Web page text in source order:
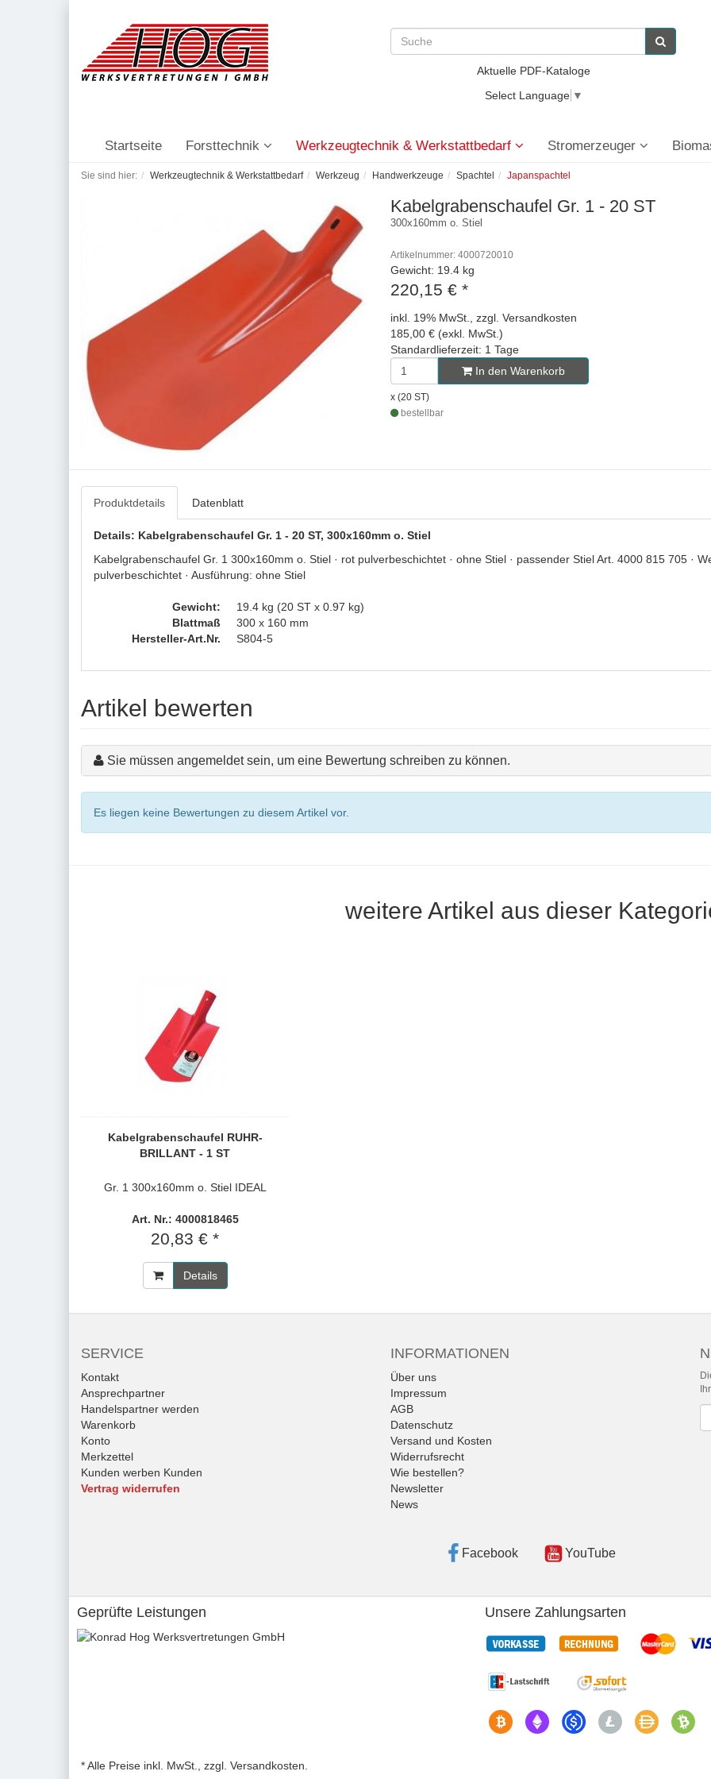
Aktuelle PDF-Kataloge
Select Language ▼
Startseite Forsttechnik Werkzeugtechnik & Werkstattbedarf Stromerzeuger
Sie sind hier: Werkzeugtechnik & Werkstattbedarf Werkzeug Handwerkzeuge Spachtel Japanspachtel
Kabelgrabenschaufel Gr. 1 - 20 ST
300x160mm o. Stiel
Artikelnummer: 4000720010
Gewicht: 19.4 kg
220,15 € *
inkl. 19% MwSt., zzgl. Versandkosten
185,00 € (exkl. MwSt.)
Standardlieferzeit: 1 Tage
In den Warenkorb
x (20 ST)
bestellbar
Produktdetails Datenblatt
Details: Kabelgrabenschaufel Gr. 1 - 20 ST, 300x160mm o. Stiel
Kabelgrabenschaufel Gr. 1 300x160mm o. Stiel · rot pulverbeschichtet · ohne Stiel · passender Stiel Art. 4000 815 705 ·
pulverbeschichtet · Ausführung: ohne Stiel
Gewicht:
19.4 kg (20 ST x 0.97 kg)
Blattmaß
300 x 160 mm
Hersteller-Art.Nr.
S804-5
Artikel bewerten
Sie müssen angemeldet sein, um eine Bewertung schreiben zu können.
Es liegen keine Bewertungen zu diesem Artikel vor.
weitere Artikel aus dieser
Kabelgrabenschaufel RUHR-
BRILLANT - 1 ST
Gr. 1 300x160mm o. Stiel IDEAL
Art. Nr.: 4000818465
20,83 € *
Details
SERVICE
Kontakt
Ansprechpartner
Handelspartner werden
Warenkorb
Konto
Merkzettel
Kunden werben Kunden
Vertrag widerrufen
INFORMATIONEN
Über uns
Impressum
AGB
Datenschutz
Versand und Kosten
Widerrufsrecht
Wie bestellen?
Newsletter
News
Facebook YouTube
Geprüfte Leistungen Unsere Zahlungsarten
* Alle Preise inkl. MwSt., zzgl. Versandkosten.